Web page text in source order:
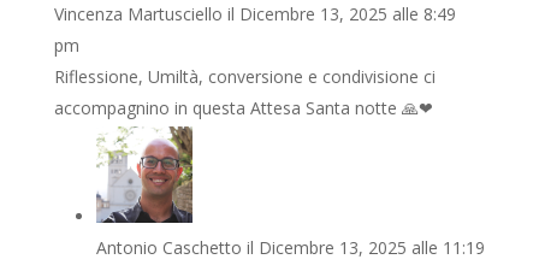
Vincenza Martusciello il Dicembre 13, 2025 alle 8:49
pm
Riflessione, Umiltà, conversione e condivisione ci
accompagnino in questa Attesa Santa notte 🙏❤
Antonio Caschetto il Dicembre 13, 2025 alle 11:19